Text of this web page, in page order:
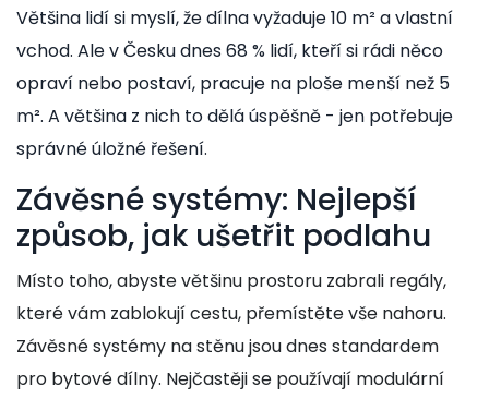
Většina lidí si myslí, že dílna vyžaduje 10 m² a vlastní
vchod. Ale v Česku dnes 68 % lidí, kteří si rádi něco
opraví nebo postaví, pracuje na ploše menší než 5
m². A většina z nich to dělá úspěšně - jen potřebuje
správné úložné řešení.
Závěsné systémy: Nejlepší
způsob, jak ušetřit podlahu
Místo toho, abyste většinu prostoru zabrali regály,
které vám zablokují cestu, přemístěte vše nahoru.
Závěsné systémy na stěnu jsou dnes standardem
pro bytové dílny. Nejčastěji se používají modulární